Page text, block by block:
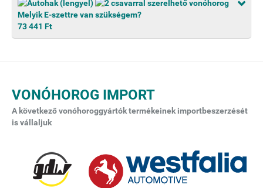
Melyik E-szettre van szükségem?
73 441 Ft
VONÓHOROG IMPORT
A következő vonóhoroggyártók termékeinek importbeszerzését
is vállaljuk